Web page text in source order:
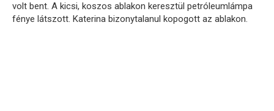
volt bent. A kicsi, koszos ablakon keresztül petróleumlámpa
fénye látszott. Katerina bizonytalanul kopogott az ablakon.